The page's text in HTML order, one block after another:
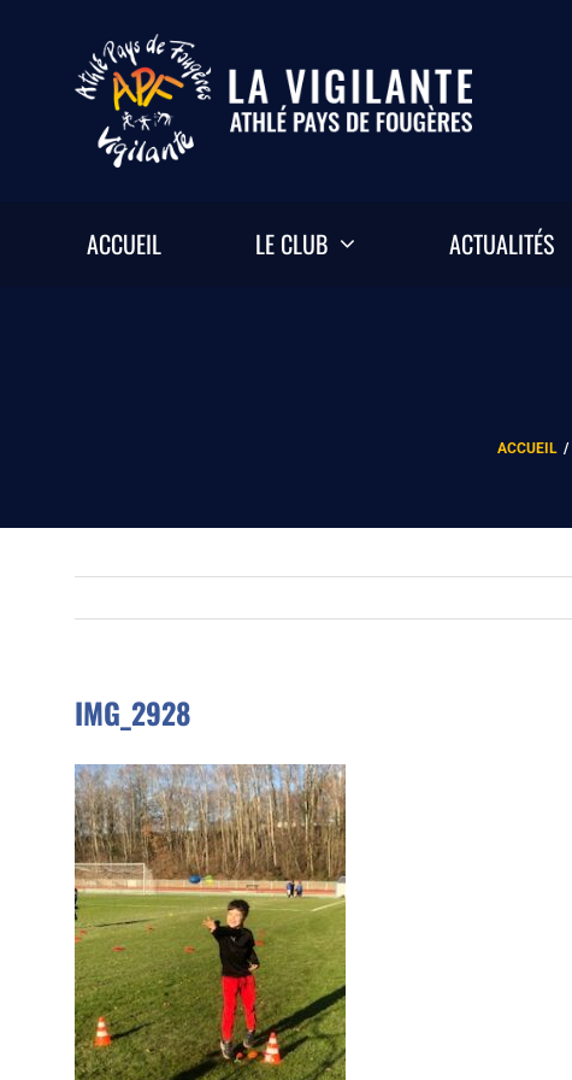
contenu
ACCUEIL LE CLUB ACTUALITÉS
ACCUEIL
IMG_2928